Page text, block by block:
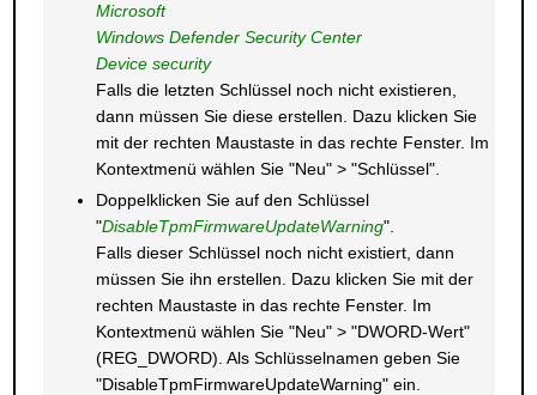
Microsoft
Windows Defender Security Center
Device security
Falls die letzten Schlüssel noch nicht existieren,
dann müssen Sie diese erstellen. Dazu klicken Sie
mit der rechten Maustaste in das rechte Fenster. Im
Kontextmenü wählen Sie "Neu" > "Schlüssel".
Doppelklicken Sie auf den Schlüssel
"DisableTpmFirmwareUpdateWarning".
Falls dieser Schlüssel noch nicht existiert, dann
müssen Sie ihn erstellen. Dazu klicken Sie mit der
rechten Maustaste in das rechte Fenster. Im
Kontextmenü wählen Sie "Neu" > "DWORD-Wert"
(REG_DWORD). Als Schlüsselnamen geben Sie
"DisableTpmFirmwareUpdateWarning" ein.